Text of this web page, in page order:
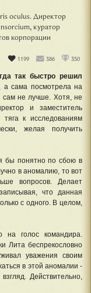
oculus. Директор
куратор
корпорации
1199 386 350
так быстро решил
сама посмотрела на
не лучше. Хотя, не
и заместитель
к исследованиям
желая получить
бы понятно по сбою в
в аномалию, то вот
вопросов. Делает
что данная
с одного. В целом,
на голос командира.
Лита беспрекословно
уважения своим
в этой аномалии -
Действительно,